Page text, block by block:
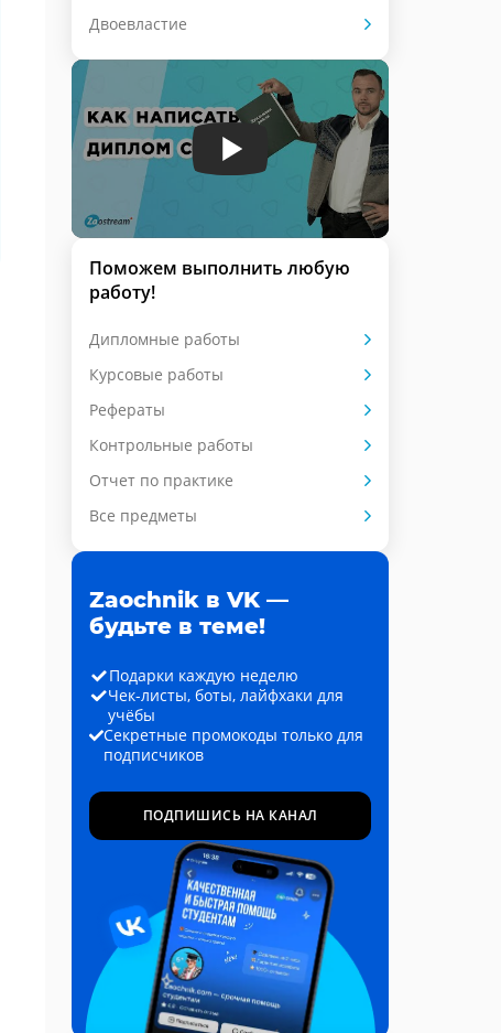
Двоевластие
Поможем выполнить любую
работу!
Дипломные работы
Курсовые работы
Рефераты
Контрольные работы
Отчет по практике
Все предметы
Zaochnik в VK —
будьте в теме!
Подарки каждую неделю
Чек-листы, боты, лайфхаки для
учёбы
Секретные промокоды только для
подписчиков
ПОДПИШИСЬ НА КАНАЛ